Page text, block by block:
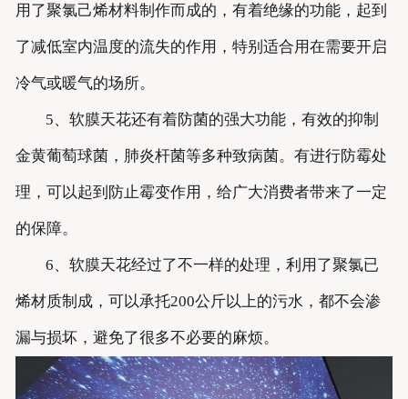
用了聚氯己烯材料制作而成的，有着绝缘的功能，起到
了减低室内温度的流失的作用，特别适合用在需要开启
冷气或暖气的场所。
5、软膜天花还有着防菌的强大功能，有效的抑制
金黄葡萄球菌，肺炎杆菌等多种致病菌。有进行防霉处
理，可以起到防止霉变作用，给广大消费者带来了一定
的保障。
6、软膜天花经过了不一样的处理，利用了聚氯已
烯材质制成，可以承托200公斤以上的污水，都不会渗
漏与损坏，避免了很多不必要的麻烦。